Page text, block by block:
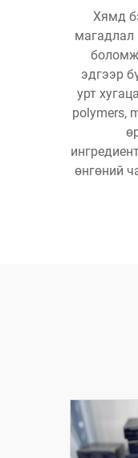
Хямд
магадлал
эдгээр
урт
polymers,
өнгөний